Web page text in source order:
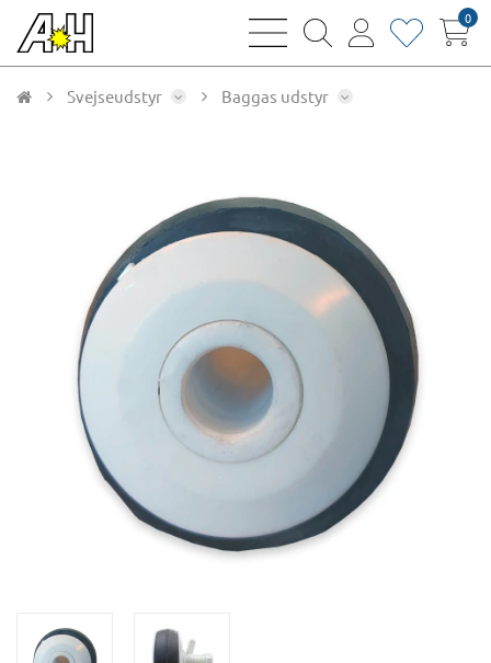
bars
magnifying
user
heart0
Svejseudstyr Baggas udstyr